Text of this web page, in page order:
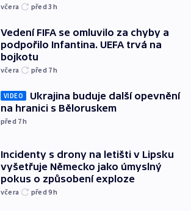
včera před 3h
Vedení FIFA se omluvilo za chyby a
podpořilo Infantina. UEFA trvá na
bojkotu
včera před 7h
VIDEO
Ukrajina buduje další opevnění
na hranici s Běloruskem
před 7h
Incidenty s drony na letišti v Lipsku
vyšetřuje Německo jako úmyslný
pokus o způsobení exploze
včera před 9h